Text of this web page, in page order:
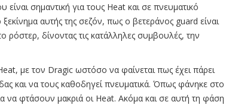
σημαντική για τους Heat και σε πνευματικό
αυτής της σεζόν, πως ο βετεράνος guard είναι
ρόστερ, δίνοντας τις κατάλληλες συμβουλές, την
με τον Dragic ωστόσο να φαίνεται πως έχει πάρει
και να τους καθοδηγεί πνευματικά. Όπως φάνηκε στο
φτάσουν μακριά οι Heat. Ακόμα και σε αυτή τη φάση